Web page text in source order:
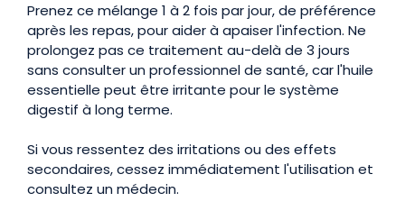
Prenez ce mélange 1 à 2 fois par jour, de préférence
après les repas, pour aider à apaiser l'infection. Ne
prolongez pas ce traitement au-delà de 3 jours
sans consulter un professionnel de santé, car l'huile
essentielle peut être irritante pour le système
digestif à long terme.
Si vous ressentez des irritations ou des effets
secondaires, cessez immédiatement l'utilisation et
consultez un médecin.